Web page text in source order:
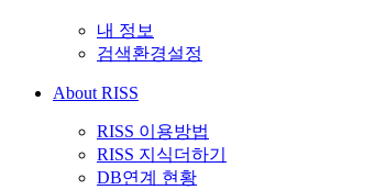
내 정보
검색환경설정
About RISS
RISS 이용방법
RISS 지식더하기
DB연계 현황